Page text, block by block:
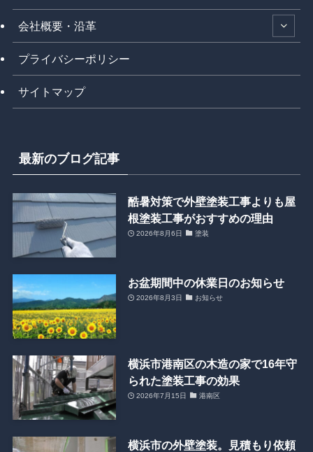
会社概要・沿革
プライバシーポリシー
サイトマップ
最新のブログ記事
酷暑対策で外壁塗装工事よりも屋
根塗装工事がおすすめの理由
2026年8月6日 塗装
お盆期間中の休業日のお知らせ
2026年8月3日 お知らせ
横浜市港南区の木造の家で16年守
られた塗装工事の効果
2026年7月15日 港南区
横浜市の外壁塗装。見積もり依頼